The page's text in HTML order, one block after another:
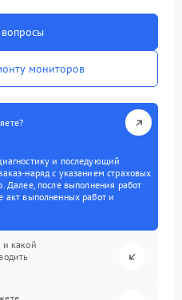
мониторов
и последующий
наряд с указанием страховых
Далее, после выполнения работ
акт выполненных работ и
и какой